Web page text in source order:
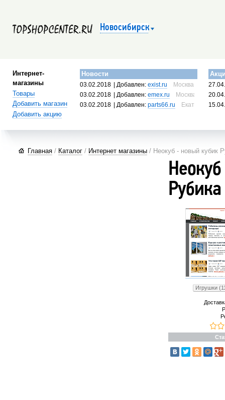
Новосибирск
Интернет-
магазины
Товары
Добавить магазин
Добавить акцию
Новости
03.02.2018 | Добавлен:exist.ru
Москва, Россия
03.02.2018
| Добавлен:emex.ru
Москва, Россия
03.02.2018
| Добавлен:parts66.ru Екатеринбург,
Главная / Каталог / Интернет магазины / Неокуб - новый кубик
Рубика
Игрушки